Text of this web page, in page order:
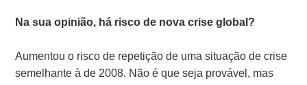
Na sua opinião, há risco de nova crise global?
Aumentou o risco de repetição de uma situação de crise
semelhante à de 2008. Não é que seja provável, mas